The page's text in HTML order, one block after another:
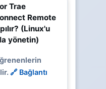
Trae
Remote
(Linux'u
yönetin)
🔗 Bağlantı